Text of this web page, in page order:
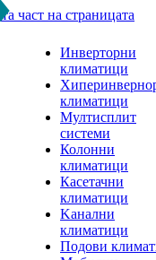
част на страницата
Инверторни
климатици
климатици
Мултисплит
системи
Колонни
климатици
Касетачни
климатици
Kанални
климатици
Подови